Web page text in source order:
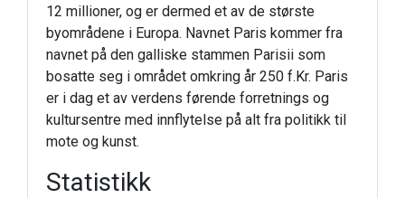
12 millioner, og er dermed et av de største
byområdene i Europa. Navnet Paris kommer fra
navnet på den galliske stammen Parisii som
bosatte seg i området omkring år 250 f.Kr. Paris
er i dag et av verdens førende forretnings og
kultursentre med innflytelse på alt fra politikk til
mote og kunst.
Statistikk